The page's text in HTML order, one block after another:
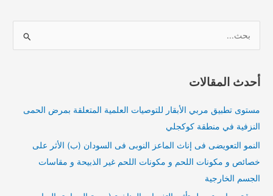
ح
أحدث المقالات
مستوى تطبيق مربي الأبقار للتوصيات العلمية المتعلقة بمرض الحمى
النزفية في منطقة كوكجلي
النمو التعويضى فى إناث الماعز النوبى فى السودان (ب) الأثر على
خصائص و مكونات اللحم و مكونات اللحم غير الذبيحة و مقاسات
الجسم الخارجية